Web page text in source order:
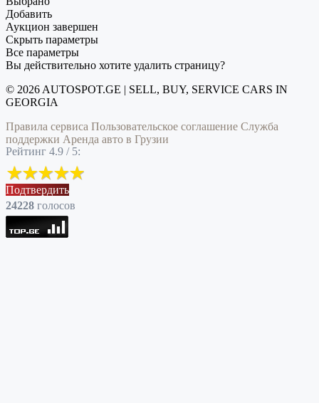
Добавить
Аукцион завершен
Скрыть параметры
Все параметры
Вы действительно хотите удалить страницу?
© 2026 AUTOSPOT.GE | SELL, BUY, SERVICE CARS IN
GEORGIA
Правила сервиса Пользовательское соглашение Служба
поддержки Аренда авто в Грузии
Рейтинг 4.9 / 5:
Подтвердить
24228 голоcов